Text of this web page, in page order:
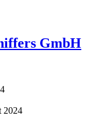
GmbH
2024